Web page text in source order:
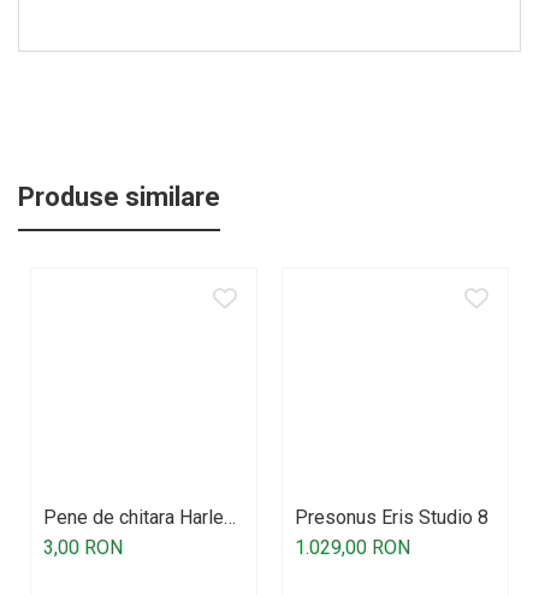
Produse similare
Pene de chitara Harley
Benton
3,00 RON
Presonus Eris Studio 8
1.029,00 RON